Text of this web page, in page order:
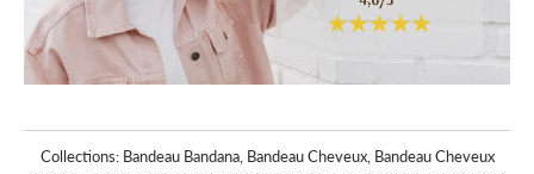
Collections: Bandeau Bandana, Bandeau Cheveux, Bandeau Cheveux